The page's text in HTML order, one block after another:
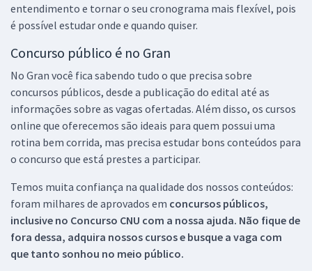
entendimento e tornar o seu cronograma mais flexível, pois
é possível estudar onde e quando quiser.
Concurso público é no Gran
No Gran você fica sabendo tudo o que precisa sobre
concursos públicos, desde a publicação do edital até as
informações sobre as vagas ofertadas. Além disso, os cursos
online que oferecemos são ideais para quem possui uma
rotina bem corrida, mas precisa estudar bons conteúdos para
o concurso que está prestes a participar.
Temos muita confiança na qualidade dos nossos conteúdos:
foram milhares de aprovados em concursos públicos,
inclusive no Concurso CNU com a nossa ajuda. Não fique de
fora dessa, adquira nossos cursos e busque a vaga com
que tanto sonhou no meio público.